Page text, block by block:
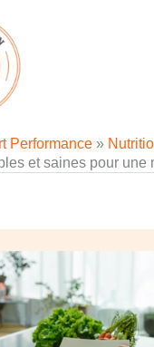
Performance »
et saines pour une